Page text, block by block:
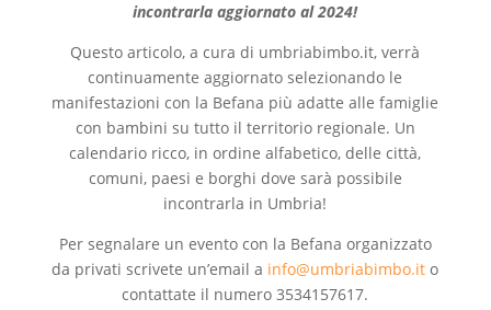
incontrarla aggiornato al 2024!
Questo articolo, a cura di umbriabimbo.it, verrà
continuamente aggiornato selezionando le
manifestazioni con la Befana più adatte alle famiglie
con bambini su tutto il territorio regionale. Un
calendario ricco, in ordine alfabetico, delle città,
comuni, paesi e borghi dove sarà possibile
incontrarla in Umbria!
Per segnalare un evento con la Befana organizzato
da privati scrivete un’email a info@umbriabimbo.it o
contattate il numero 3534157617.